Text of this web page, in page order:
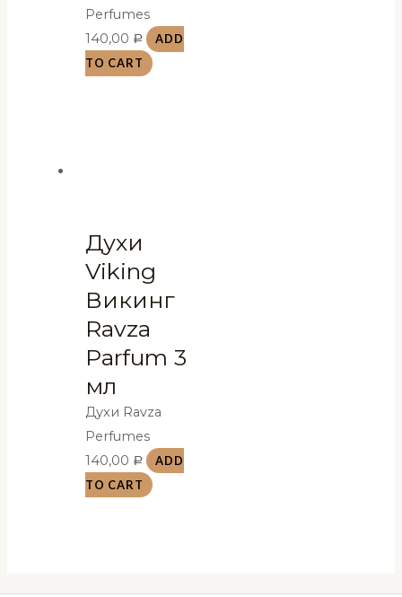
Perfumes
140,00 Р
ADD
TO CART
Духи
Viking
Викинг
Ravza
Parfum 3
мл
Духи Ravza
Perfumes
140,00 Р
ADD
TO CART